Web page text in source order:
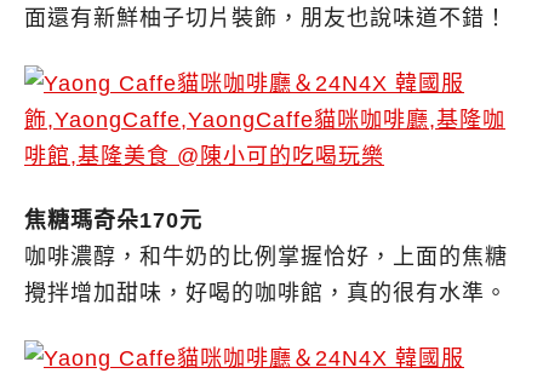
面還有新鮮柚子切片裝飾，朋友也說味道不錯！
焦糖瑪奇朵170元
咖啡濃醇，和牛奶的比例掌握恰好，上面的焦糖
攪拌增加甜味，好喝的咖啡館，真的很有水準。